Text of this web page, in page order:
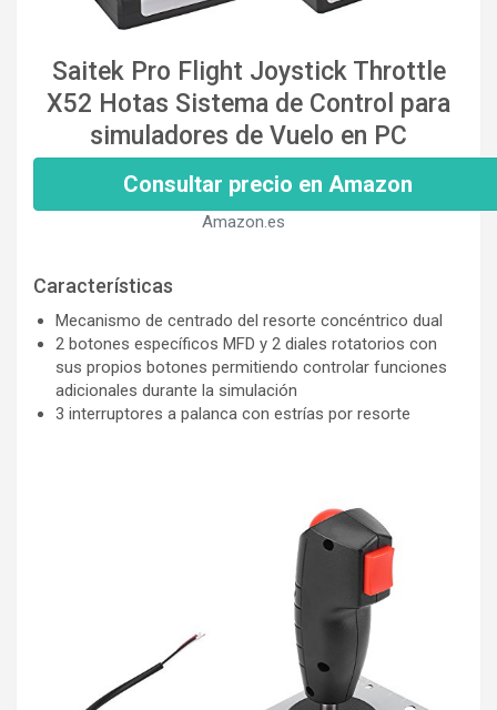
Saitek Pro Flight Joystick Throttle
X52 Hotas Sistema de Control para
simuladores de Vuelo en PC
Consultar precio en Amazon
Amazon.es
Características
Mecanismo de centrado del resorte concéntrico dual
2 botones específicos MFD y 2 diales rotatorios con
sus propios botones permitiendo controlar funciones
adicionales durante la simulación
3 interruptores a palanca con estrías por resorte